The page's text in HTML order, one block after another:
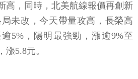
高，同時，北美航線報價再創新
未改，今天帶量攻高，長榮高
5%，陽明最強勁，漲逾9%至
漲5.8元。